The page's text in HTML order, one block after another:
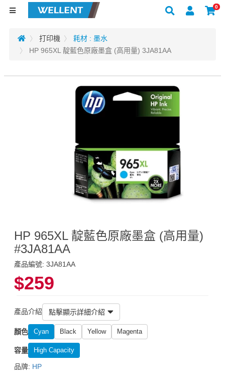
0
打印機
耗材 : 墨水
HP 965XL 靛藍色原廠墨盒 (高用量) 3JA81AA
HP 965XL 靛藍色原廠墨盒 (高用量)
#3JA81AA
產品編號: 3JA81AA
$259
產品介紹 點擊顯示詳細介紹
顏色 Cyan Black Yellow Magenta
容量 High Capacity
品牌: HP